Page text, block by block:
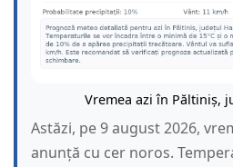
Vremea azi în Păltiniș,
Astăzi, pe 9 august 2026,
anunță cu cer noros.